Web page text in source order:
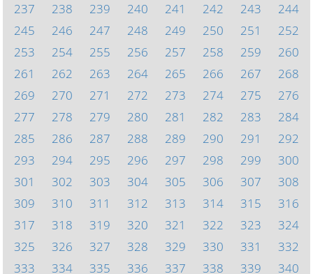
237
238 239 240 241 242 243
244
245
246 247 248 249 250 251
252
253
254 255 256 257 258 259
260
261
262 263 264 265 266 267
268
269
270 271 272 273 274 275
276
277
278 279 280 281 282 283
284
285
286 287 288 289 290 291
292
293
294 295 296 297 298 299
300
301
302 303 304 305 306 307
308
309
310 311 312 313 314 315
316
317
318 319 320 321 322 323
324
325
326 327 328 329 330 331
332
333
334 335 336 337 338 339 340